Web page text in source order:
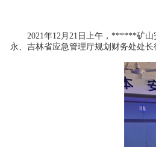
2021年12月21日上午，******矿
永、吉林省应急管理厅规划财务处处